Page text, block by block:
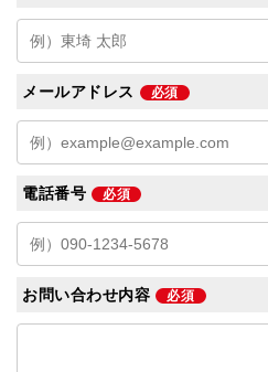
メールアドレス 必須
電話番号 必須
お問い合わせ内容 必須